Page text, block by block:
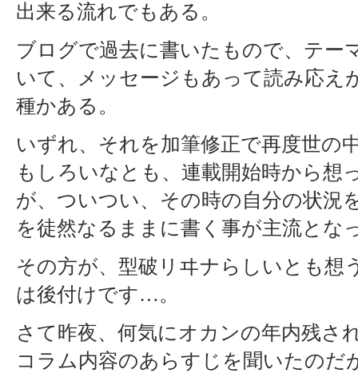
出来る流れでもある。
ブログで過去に書いたもので、テー
いて、メッセージもあって読み応え
種かある。
いずれ、それを加筆修正で再度世の
もしろいなとも、連載開始時から想
が、ついつい、その時の自分の状況
を徒然なるままに書く事が主流とな
その方が、型破リヰナらしいとも
は後付けです…。
さて昨夜、何気にオカンの年内残さ
コラム内容のあらすじを聞いたのだ